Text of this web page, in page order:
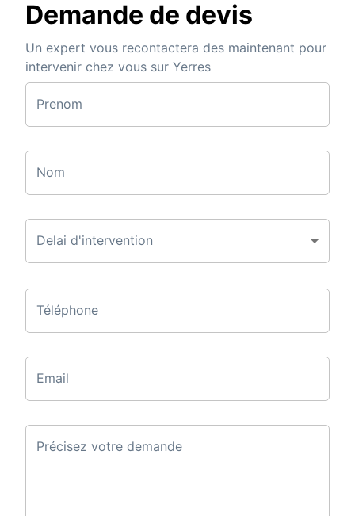
Demande de devis
Un expert vous recontactera des maintenant pour
intervenir chez vous sur Yerres
Prenom
Nom
Delai d'intervention
Téléphone
Email
Précisez votre demande